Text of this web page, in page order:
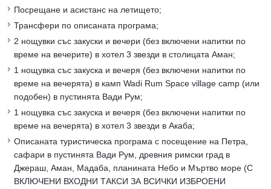
Посрещане и асистанс на летището;
Трансфери по описаната програма;
2 нощувки със закуски и вечери (без включени напитки по
време на вечерите) в хотел 3 звезди в столицата Аман;
1 нощувка със закуска и вечеря (без включени напитки по
време на вечерята) в камп Wadi Rum Space village camp (или
подобен) в пустинята Вади Рум;
1 нощувка със закуска и вечеря (без включени напитки по
време на вечерята) в хотел 3 звезди в Акаба;
Oписаната туристическа програма с посещение на Петра,
сафари в пустинята Вади Рум, древния римски град в
Джераш, Аман, Мадаба, планината Небо и Мъртво море (С
ВКЛЮЧЕНИ ВХОДНИ ТАКСИ ЗА ВСИЧКИ ИЗБРОЕНИ